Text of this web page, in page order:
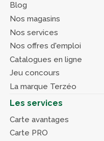
Blog
Nos magasins
Nos services
Nos offres d'emploi
Catalogues en ligne
Jeu concours
La marque Terzéo
Les services
Carte avantages
Carte PRO